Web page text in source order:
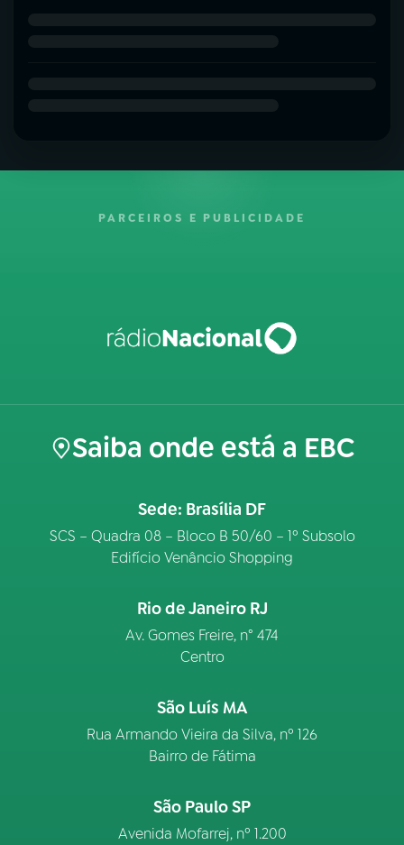
PARCEIROS E PUBLICIDADE
Saiba onde está a EBC
Sede: Brasília DF
SCS – Quadra 08 – Bloco B 50/60 – 1º Subsolo
Edifício Venâncio Shopping
Rio de Janeiro RJ
Av. Gomes Freire, n° 474
Centro
São Luís MA
Rua Armando Vieira da Silva, nº 126
Bairro de Fátima
São Paulo SP
Avenida Mofarrej, nº 1.200